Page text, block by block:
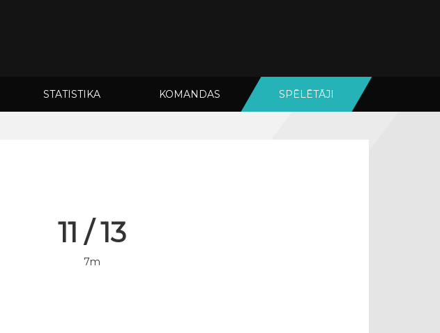
STATISTIKA KOMANDAS SPĒLĒTĀJI
11 / 13
7m